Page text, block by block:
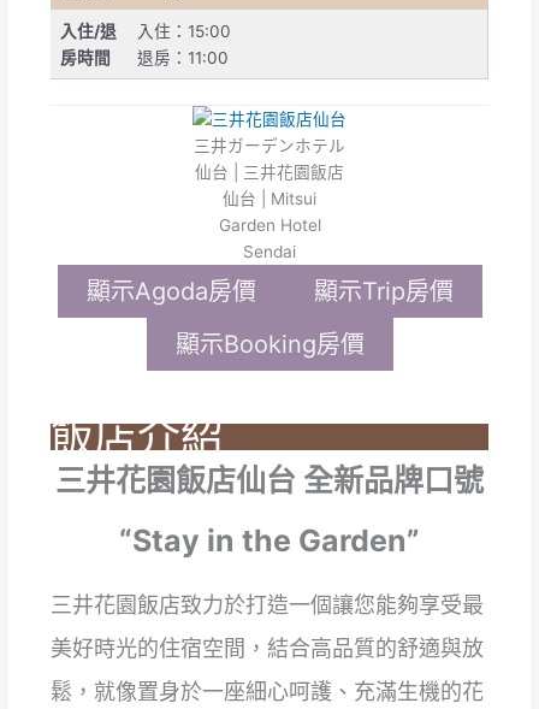
入住/退
房時間
入住：15:00
退房：11:00
三井ガーデンホテル
仙台 | 三井花園飯店
仙台 | Mitsui
Garden Hotel
Sendai
顯示Agoda房價
顯示Trip房價
顯示Booking房價
飯店介紹
三井花園飯店仙台 全新品牌口號
“Stay in the Garden”
三井花園飯店致力於打造一個讓您能夠享受最
美好時光的住宿空間，結合高品質的舒適與放
鬆，就像置身於一座細心呵護、充滿生機的花